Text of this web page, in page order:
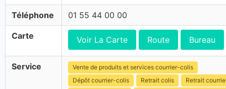
Téléphone 01 55 44 00 00
Carte Voir La Carte Route Bureau
Service
Vente de produits et services courrier-colis
Dépôt courrier-colis
Retrait colis
Retrait